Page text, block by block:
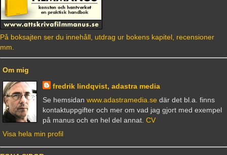
På boksajten ser du innehåll, utdrag ur bokens kapitel, recensioner
mm.
Om mig
fredrik lindqvist, adastra media
Se hemsidan www.adastramedia.sedär det bl.a. finns
kontaktuppgifter och mer om vad jag gjort med exempel
på manus och en hel del annat. CV
Visa hela min profil